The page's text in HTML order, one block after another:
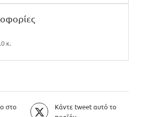
κ.
στο
Κάντε tweet αυτό το